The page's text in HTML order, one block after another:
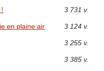
3 731 v.
en plaine air 3 124 v.
3 255 v.
3 385 v.